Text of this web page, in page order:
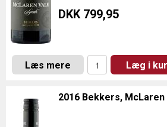
DKK 799,95
Læs mere Læg i
2016 Bekkers, McLaren